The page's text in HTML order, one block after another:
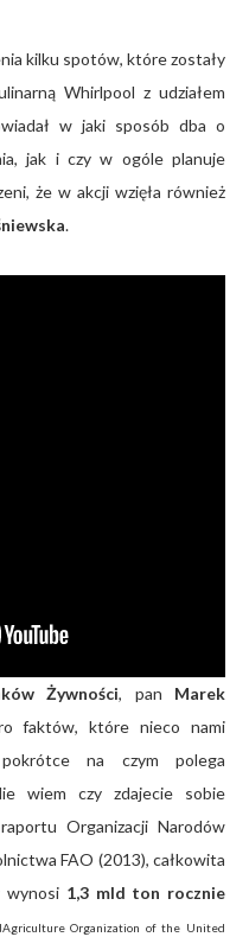
kilku spotów, które zostały
Whirlpool z udziałem
w jaki sposób dba o
jak i czy w ogóle planuje
że w akcji wzięła również
.
Żywności, pan Marek
faktów, które nieco nami
pokrótce na czym polega
wiem czy zdajecie sobie
Organizacji Narodów
FAO (2013), całkowita
wynosi 1,3 mld ton rocznie
Organization of the United